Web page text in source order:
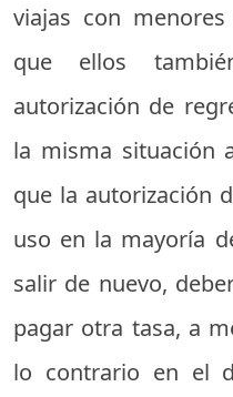
viajas con
que ellos
autorización de
la misma situación
que la autorización
uso en la mayoría
salir de nuevo,
pagar otra tasa, a
lo contrario en el